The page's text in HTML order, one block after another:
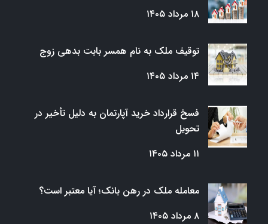
۱۸ مرداد ۱۴۰۵
توقیف ملک به نام همسر بابت بدهی زوج
۱۴ مرداد ۱۴۰۵
فسخ قرارداد خرید آپارتمان به دلیل تأخیر در
تحویل
۱۱ مرداد ۱۴۰۵
معامله ملک در رهن بانک؛ آیا معتبر است؟
۸ مرداد ۱۴۰۵